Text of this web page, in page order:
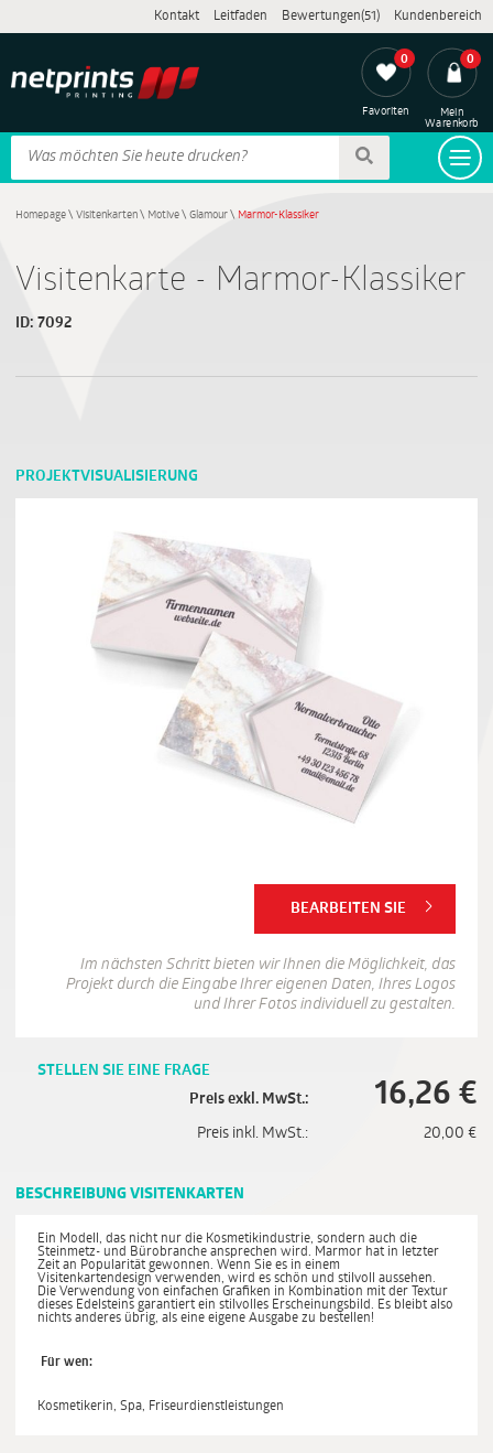
Kontakt Leitfaden Bewertungen(51) Kundenbereich
0
Favoriten
0
Mein
Warenkorb
Homepage\ Visitenkarten\ Motive\ Glamour\ Marmor-Klassiker
Visitenkarte - Marmor-Klassiker
ID: 7092
PROJEKTVISUALISIERUNG
BEARBEITEN SIE
Im nächsten Schritt bieten wir Ihnen die Möglichkeit, das
Projekt durch die Eingabe Ihrer eigenen Daten, Ihres Logos
und Ihrer Fotos individuell zu gestalten.
STELLEN SIE EINE FRAGE
Preis exkl. MwSt.:
16,26 €
Preis inkl. MwSt.: 20,00 €
BESCHREIBUNG VISITENKARTEN
Ein Modell, das nicht nur die Kosmetikindustrie, sondern auch die
Steinmetz- und Bürobranche ansprechen wird. Marmor hat in letzter
Zeit an Popularität gewonnen. Wenn Sie es in einem
Visitenkartendesign verwenden, wird es schön und stilvoll aussehen.
Die Verwendung von einfachen Grafiken in Kombination mit der Textur
dieses Edelsteins garantiert ein stilvolles Erscheinungsbild. Es bleibt also
nichts anderes übrig, als eine eigene Ausgabe zu bestellen!
Für wen:
Kosmetikerin, Spa, Friseurdienstleistungen